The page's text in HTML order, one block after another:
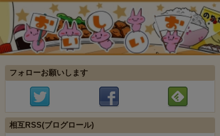
フォローお願いします
相互RSS(ブログロール)